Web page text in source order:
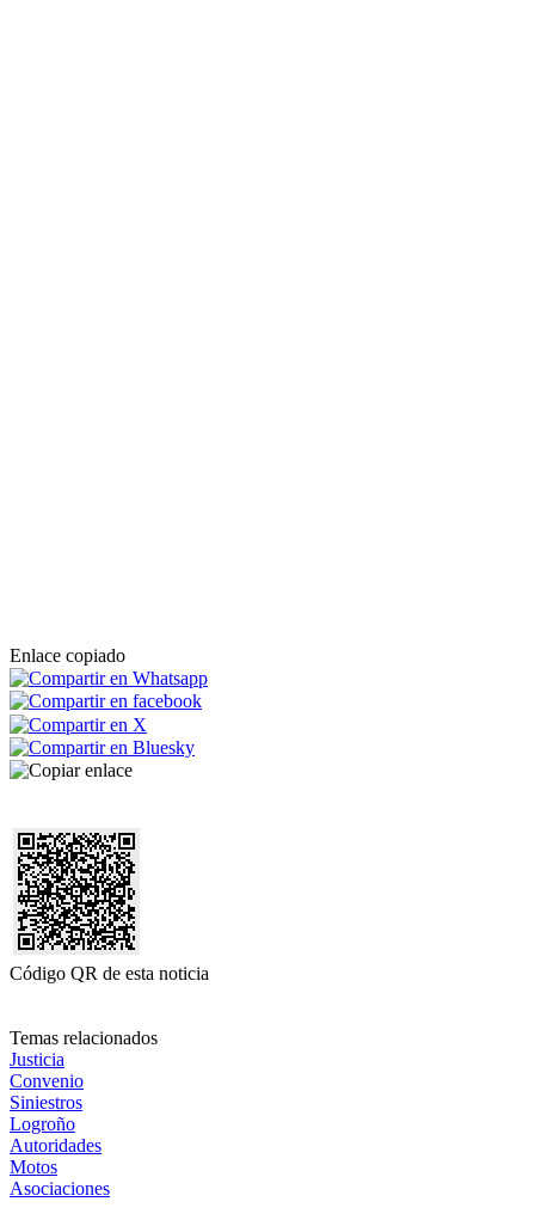
Enlace copiado
Código QR de esta noticia
Temas relacionados
Justicia
Convenio
Siniestros
Logroño
Autoridades
Motos
Asociaciones